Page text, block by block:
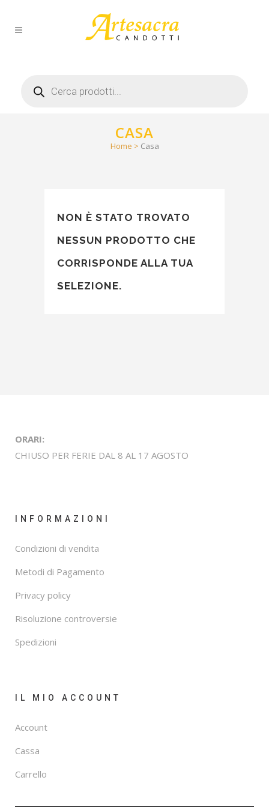
search
CASA
Home > Casa
NON È STATO TROVATO
NESSUN PRODOTTO CHE
CORRISPONDE ALLA TUA
SELEZIONE.
ORARI:
CHIUSO PER FERIE DAL 8 AL 17 AGOSTO
INFORMAZIONI
Condizioni di vendita
Metodi di Pagamento
Privacy policy
Risoluzione controversie
Spedizioni
IL MIO ACCOUNT
Account
Cassa
Carrello